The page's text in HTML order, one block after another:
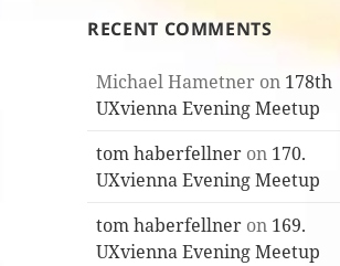
RECENT COMMENTS
Michael Hametner on 178th
UXvienna Evening Meetup
tom haberfellner on 170.
UXvienna Evening Meetup
tom haberfellner on 169.
UXvienna Evening Meetup